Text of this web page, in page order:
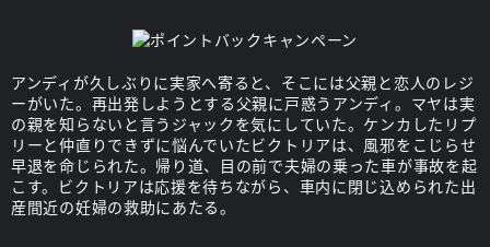
アンディが久しぶりに実家へ寄ると、そこには父親と恋人のレジ
ーがいた。再出発しようとする父親に戸惑うアンディ。マヤは実
の親を知らないと言うジャックを気にしていた。ケンカしたリプ
リーと仲直りできずに悩んでいたビクトリアは、風邪をこじらせ
早退を命じられた。帰り道、目の前で夫婦の乗った車が事故を起
こす。ビクトリアは応援を待ちながら、車内に閉じ込められた出
産間近の妊婦の救助にあたる。